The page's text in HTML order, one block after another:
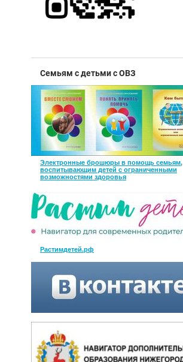
Семьям с детьми с ОВЗ
Электронные брошюры в помощь семьям,
воспитывающим детей с ограниченными
возможностями здоровья
Растимдетей.рф